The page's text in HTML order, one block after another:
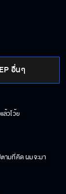
EP อื่นๆ
ต่ซาก
ล้วโว้ย
ตามที่คิด ผมจะมา